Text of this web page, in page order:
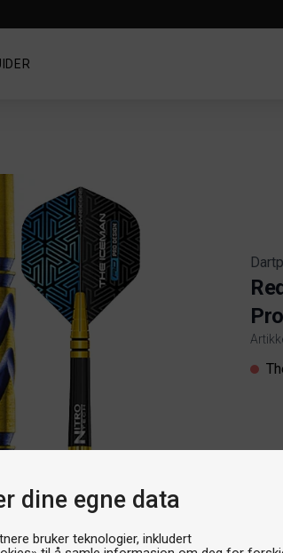
dine egne data
bruker teknologier, inkludert